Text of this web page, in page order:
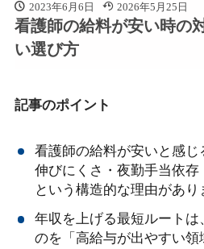
2023年6月6日 2026年5月25日
看護師の給料が安い時の
い選び方
記事のポイント
看護師の給料が安いと感
伸びにくさ・夜勤手当依
という構造的な理由があり
年収を上げる最短ルートは
のを「高給与が出やすい